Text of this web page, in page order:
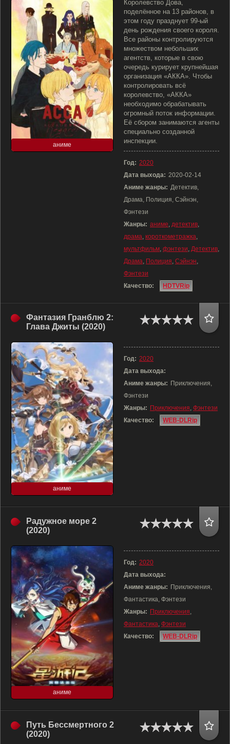
аниме
Королевство Дова,
поделённое на 13 районов, в
этом году празднует 99-ый
день рождения своего короля.
Все районы контролируются
множеством небольших
агентств, которые в свою
очередь курирует крупнейшая
организация «АККА». Чтобы
контролировать всё
королевство, «АККА»
необходимо обрабатывать
огромный поток информации.
Её сбором занимаются агенты
специально созданной
инспекции.
Год: 2020
Дата выхода: 2020-02-14
Аниме жанры: Детектив,
Драма, Полиция, Сэйнэн,
Фэнтези
Жанры: аниме, детектив,
драма, короткометражка,
мультфильм, фэнтези, Детектив,
Драма, Полиция, Сэйнэн,
Фэнтези
Качество:
HDTVRip
Фантазия Гранблю 2:
Глава Джиты (2020)
аниме
Год: 2020
Дата выхода:
Аниме жанры: Приключения,
Фэнтези
Жанры: Приключения, Фэнтези
Качество:
WEB-DLRip
Радужное море 2
(2020)
аниме
Год: 2020
Дата выхода:
Аниме жанры: Приключения,
Фантастика, Фэнтези
Жанры: Приключения,
Фантастика, Фэнтези
Качество:
WEB-DLRip
Путь Бессмертного 2
(2020)